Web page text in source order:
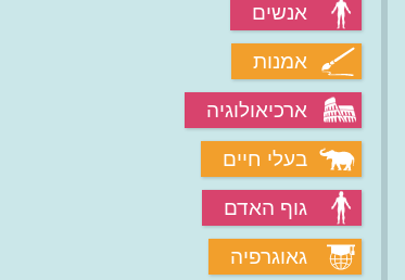
אנשים
אמנות
ארכיאולוגיה
בעלי חיים
גוף האדם
גאוגרפיה